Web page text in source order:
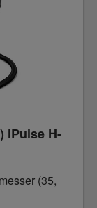
iPulse H-
(35,